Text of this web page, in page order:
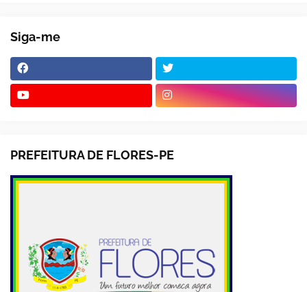
Siga-me
PREFEITURA DE FLORES-PE